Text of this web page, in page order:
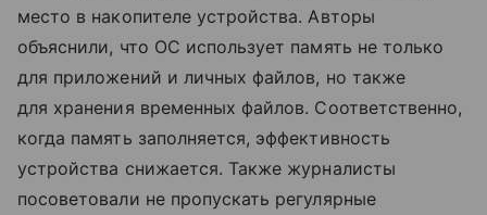
место в накопителе устройства. Авторы
объяснили, что ОС использует память не только
для приложений и личных файлов, но также
для хранения временных файлов. Соответственно,
когда память заполняется, эффективность
устройства снижается. Также журналисты
посоветовали не пропускать регулярные